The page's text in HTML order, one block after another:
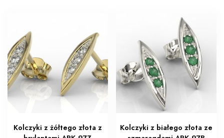
Kolczyki z żółtego złota z
Kolczyki z białego złota ze